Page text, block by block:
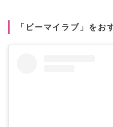
「ビーマイラブ」をお